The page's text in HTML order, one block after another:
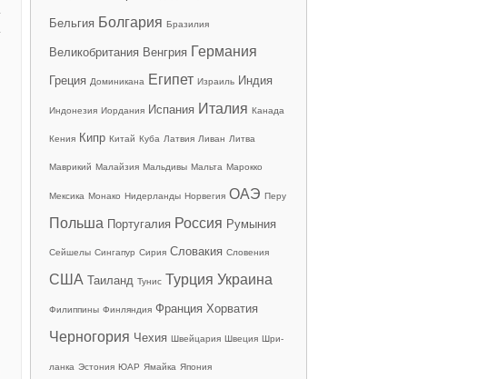
Бельгия Болгария Бразилия
Великобритания Венгрия Германия
Греция Доминикана Египет Израиль Индия
Индонезия Иордания Испания Италия Канада
Кения Кипр Китай Куба Латвия Ливан Литва
Маврикий Малайзия Мальдивы Мальта Марокко
Мексика Монако Нидерланды Норвегия ОАЭ Перу
Польша Португалия Россия Румыния
Сейшелы Сингапур Сирия Словакия Словения
США Таиланд Тунис Турция Украина
Филиппины Финляндия Франция Хорватия
Черногория Чехия Швейцария Швеция Шри-
ланка Эстония ЮАР Ямайка Япония